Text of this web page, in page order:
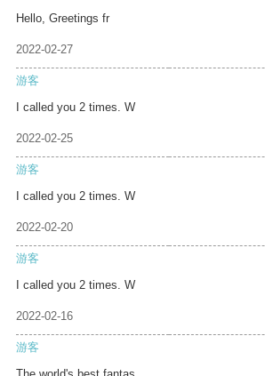
Hello, Greetings fr
2022-02-27
游客
I called you 2 times. W
2022-02-25
游客
I called you 2 times. W
2022-02-20
游客
I called you 2 times. W
2022-02-16
游客